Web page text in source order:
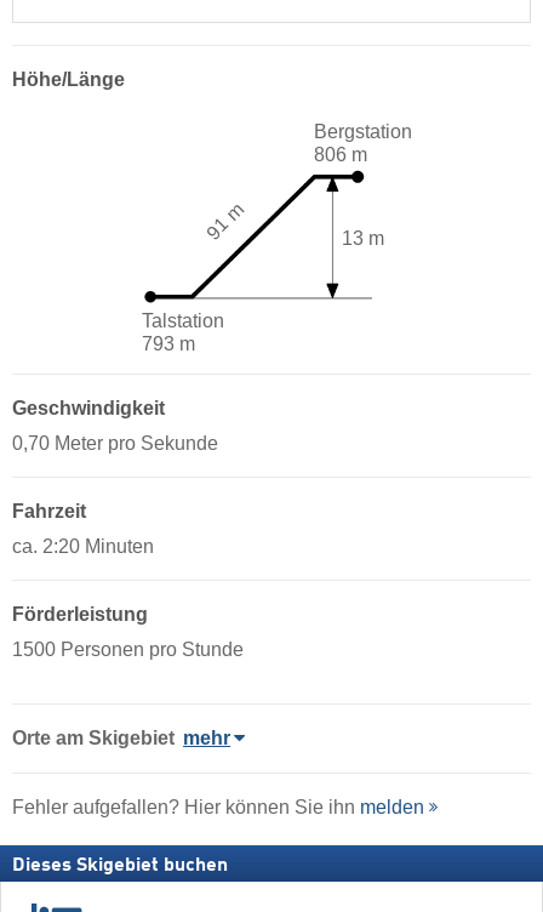
Höhe/Länge
Talstation
793 m
Bergstation
806 m
13 m
91 m
Geschwindigkeit
0,70 Meter pro Sekunde
Fahrzeit
ca. 2:20 Minuten
Förderleistung
1500 Personen pro Stunde
Orte am Skigebiet mehr
Fehler aufgefallen? Hier können Sie ihn melden
Dieses Skigebiet buchen